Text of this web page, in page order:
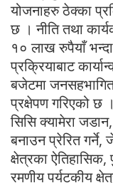
योजनाहरु ठेक्का
छ । नीति तथा
१० लाख रुपैयाँ
प्रक्रियाबाट
बजेटमा
प्रक्षेपण गरिएको छ
सिसि क्यामेरा
बनाउन प्रेरित गर्ने,
क्षेत्रका ऐतिहासिक,
रमणीय पर्यटकीय